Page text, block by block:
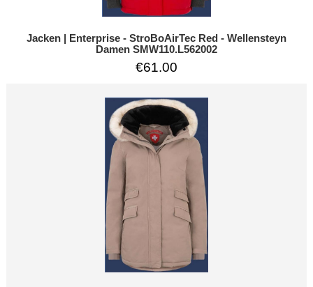
Jacken | Enterprise - StroBoAirTec Red - Wellensteyn
Damen SMW110.L562002
€61.00